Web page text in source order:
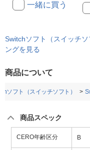
一緒に買う
Switchソフト（スイッチ
ングを見る
商品について
ソフト（スイッチソフト）
商品スペック
CERO年齢区分 B